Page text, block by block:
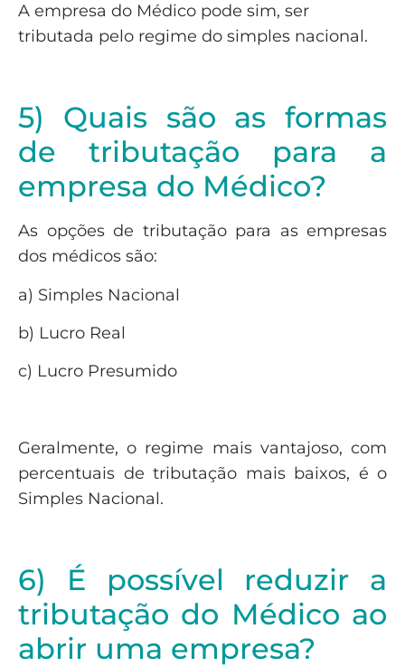
A empresa do Médico pode sim, ser
tributada pelo regime do simples nacional.
5) Quais são as formas
de tributação para a
empresa do Médico?
As opções de tributação para as empresas
dos médicos são:
a) Simples Nacional
b) Lucro Real
c) Lucro Presumido
Geralmente, o regime mais vantajoso, com
percentuais de tributação mais baixos, é o
Simples Nacional.
6) É possível reduzir a
tributação do Médico ao
abrir uma empresa?